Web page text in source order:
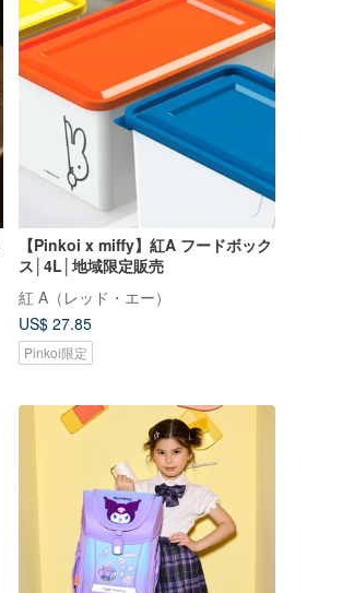
【Pinkoi x miffy】紅A フードボック
ス│4L│地域限定販売
紅 A（レッド・エー）
US$ 27.85
Pinkoi限定